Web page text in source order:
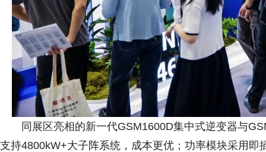
同展区亮相的新一代GSM1600D集中式逆变器与
支持4800kW+大子阵系统，成本更优；功率模块采用